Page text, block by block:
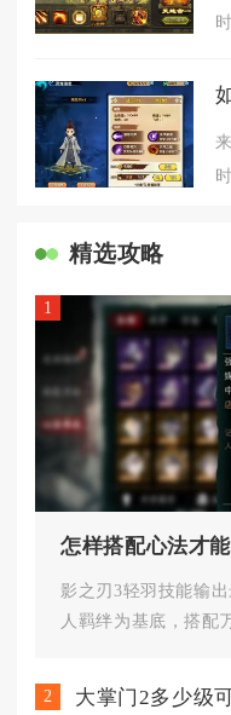
精选攻略
1
影之刃3轻羽技能输
人羁绊为基底，搭配
2 大掌门2多少级